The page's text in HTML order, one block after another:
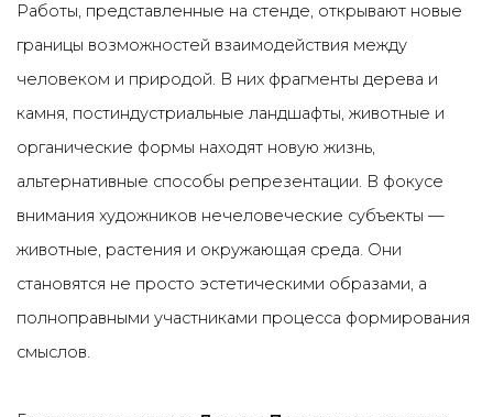
Работы, представленные на стенде, открывают новые
границы возможностей взаимодействия между
человеком и природой. В них фрагменты дерева и
камня, постиндустриальные ландшафты, животные и
органические формы находят новую жизнь,
альтернативные способы репрезентации. В фокусе
внимания художников нечеловеческие субъекты —
животные, растения и окружающая среда. Они
становятся не просто эстетическими образами, а
полноправными участниками процесса формирования
смыслов.